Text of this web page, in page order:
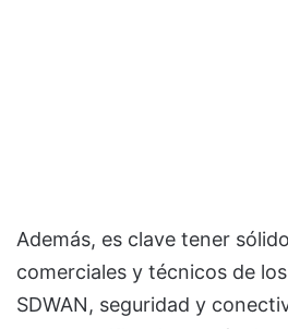
Además, es clave tener
comerciales y técnicos de los
SDWAN, seguridad y